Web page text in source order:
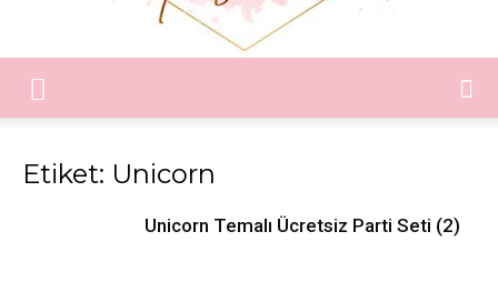
Etiket: Unicorn
Unicorn Temalı Ücretsiz Parti Seti (2)